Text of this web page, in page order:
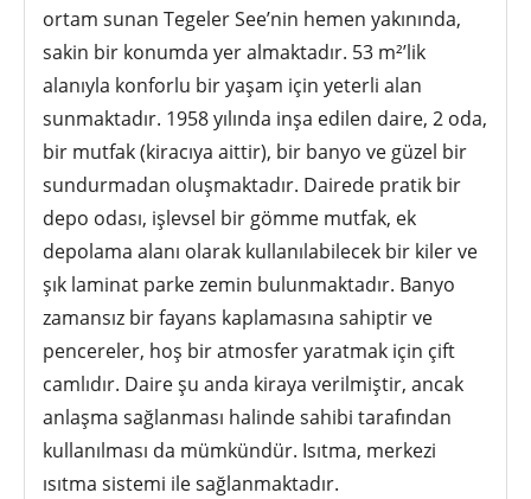
ortam sunan Tegeler See’nin hemen yakınında,
sakin bir konumda yer almaktadır. 53 m²’lik
alanıyla konforlu bir yaşam için yeterli alan
sunmaktadır. 1958 yılında inşa edilen daire, 2 oda,
bir mutfak (kiracıya aittir), bir banyo ve güzel bir
sundurmadan oluşmaktadır. Dairede pratik bir
depo odası, işlevsel bir gömme mutfak, ek
depolama alanı olarak kullanılabilecek bir kiler ve
şık laminat parke zemin bulunmaktadır. Banyo
zamansız bir fayans kaplamasına sahiptir ve
pencereler, hoş bir atmosfer yaratmak için çift
camlıdır. Daire şu anda kiraya verilmiştir, ancak
anlaşma sağlanması halinde sahibi tarafından
kullanılması da mümkündür. Isıtma, merkezi
ısıtma sistemi ile sağlanmaktadır.